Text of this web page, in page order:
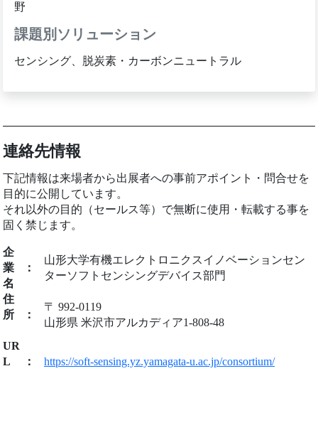
野
課題別ソリューション
センシング、脱炭素・カーボンニュートラル
連絡先情報
下記情報は来場者から出展者への事前アポイント・問合せを
目的に公開しています。
それ以外の目的（セールス等）で無断に使用・転載する事を
固く禁じます。
企
業
名
：
山形大学有機エレクトロニクスイノベーションセン
ターソフトセンシングデバイス部門
住
所
：
〒 992-0119
山形県 米沢市アルカディア1-808-48
UR
L
： https://soft-sensing.yz.yamagata-u.ac.jp/consortium/